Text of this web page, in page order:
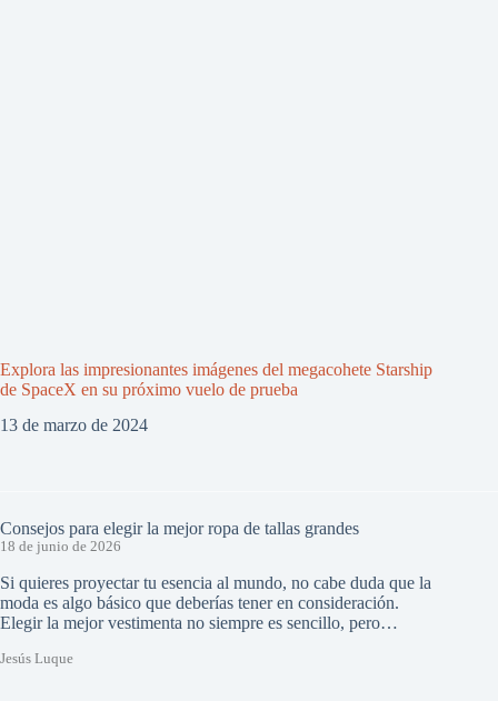
Explora las impresionantes imágenes del megacohete Starship
de SpaceX en su próximo vuelo de prueba
13 de marzo de 2024
Consejos para elegir la mejor ropa de tallas grandes
18 de junio de 2026
Si quieres proyectar tu esencia al mundo, no cabe duda que la
moda es algo básico que deberías tener en consideración.
Elegir la mejor vestimenta no siempre es sencillo, pero…
Jesús Luque